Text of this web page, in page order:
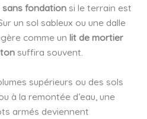
sans fondationsi le terrain est
un sol sableux ou une dalle
comme un lit de mortier
suffira souvent.
supérieurs ou des sols
à la remontée d’eau, une
armés deviennent